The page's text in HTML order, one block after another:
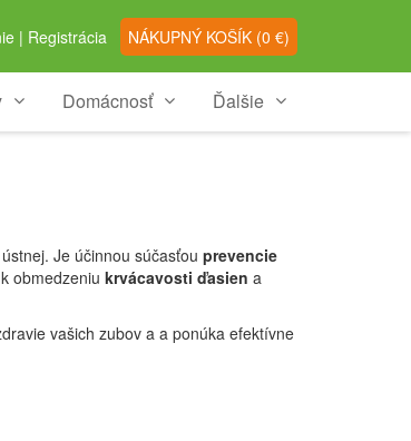
| Registrácia NÁKUPNÝ KOŠÍK (0 €)
Domácnosť Ďalšie
Je účinnou súčasťou prevencie
obmedzeniu krvácavosti ďasien a
vašich zubov a a ponúka efektívne